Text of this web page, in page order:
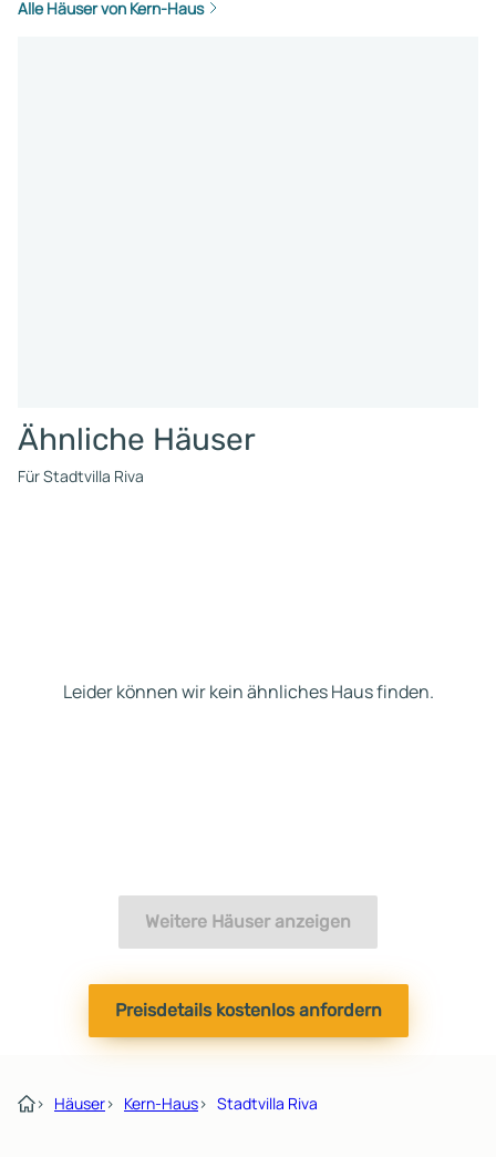
Alle Häuser von Kern-Haus
Ähnliche Häuser
Für Stadtvilla Riva
Leider können wir kein ähnliches Haus finden.
Weitere Häuser anzeigen
Preisdetails kostenlos anfordern
› Häuser› Kern-Haus› Stadtvilla Riva